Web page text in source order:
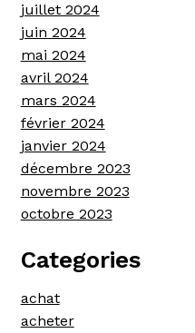
juillet 2024
juin 2024
mai 2024
avril 2024
mars 2024
février 2024
janvier 2024
décembre 2023
novembre 2023
octobre 2023
Categories
achat
acheter